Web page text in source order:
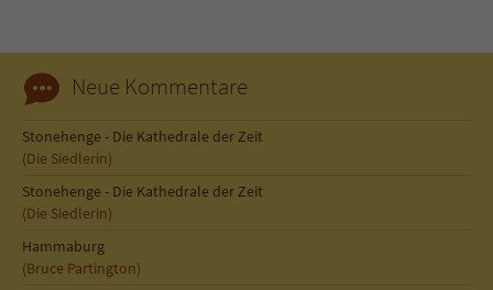
Neue Kommentare
Stonehenge - Die Kathedrale der Zeit
(Die Siedlerin)
Stonehenge - Die Kathedrale der Zeit
(Die Siedlerin)
Hammaburg
(Bruce Partington)